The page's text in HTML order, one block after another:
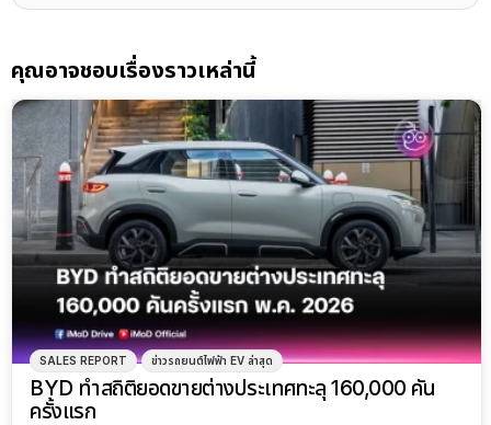
คุณอาจชอบเรื่องราวเหล่านี้
SALES REPORT ข่าวรถยนต์ไฟฟ้า EV ล่าสุด
BYD ทำสถิติยอดขายต่างประเทศทะลุ 160,000 คัน
ครั้งแรก